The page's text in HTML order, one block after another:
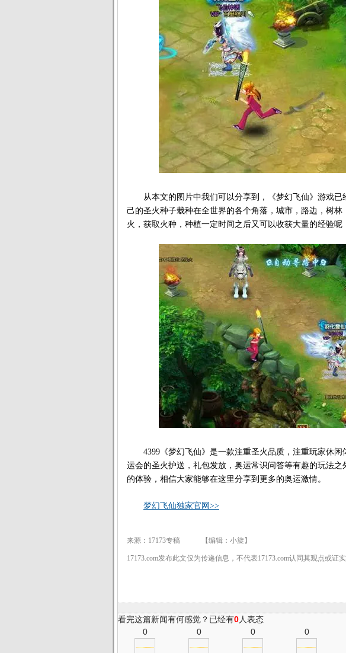
从本文的图片中我们可以分享到，《梦幻飞仙》游戏已
己的圣火种子栽种在全世界的各个角落，城市，路边，树
火，获取火种，种植一定时间之后又可以收获大量的经验呢
4399《梦幻飞仙》是一款注重圣火品质，注重玩家休闲
运会的圣火护送，礼包发放，奥运常识问答等有趣的玩法
的体验，相信大家能够在这里分享到更多的奥运激情。
梦幻飞仙独家官网>>
来源：17173专稿 【编辑：小旋】
17173.com发布此文仅为传递信息，不代表17173.com认同其观点或证实
看完这篇新闻有何感觉？已经有0人表态
0
0 0 0